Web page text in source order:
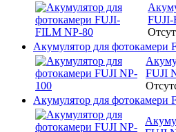
Акумулятор для фотокамери
FUJI
Акумулятор для фотокамери